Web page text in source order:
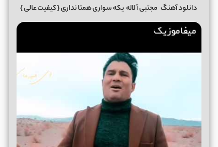
دانلود آهنگ مجتبی آلالهیکه سواری همتا نداری{ کیفیت عالی }